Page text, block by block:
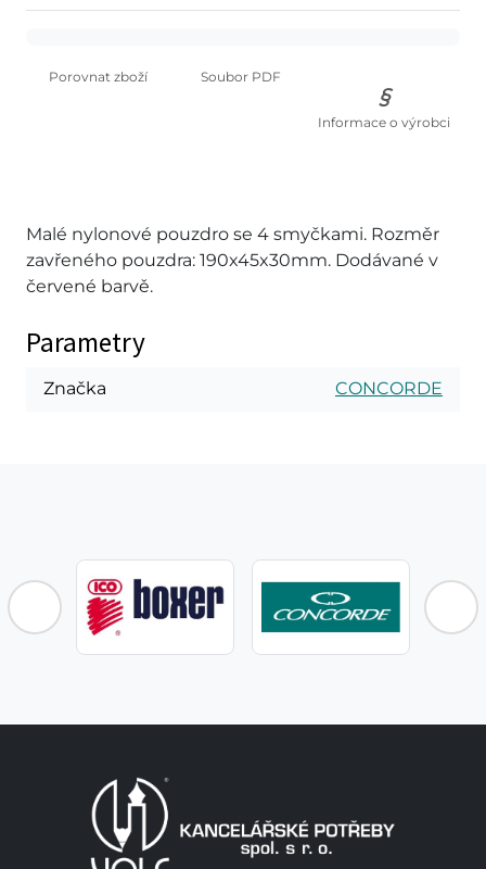
Porovnat zboží Soubor PDF
Informace o výrobci
Malé nylonové pouzdro se 4 smyčkami. Rozměr
zavřeného pouzdra: 190x45x30mm. Dodávané v
červené barvě.
Parametry
Značka CONCORDE